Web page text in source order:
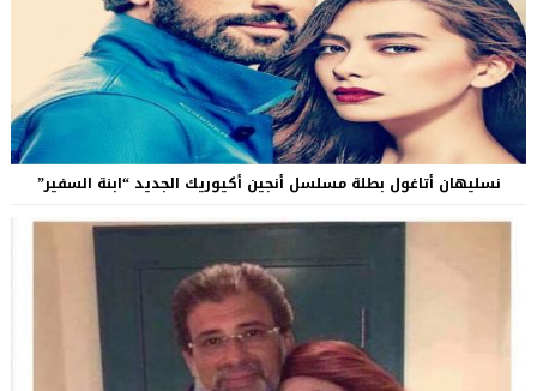
نسليهان أتاغول بطلة مسلسل أنجين أكيوريك الجديد “ابنة السفير”